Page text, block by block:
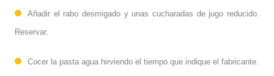
Añadir el rabo desmigado y unas cucharadas de jugo reducido.
Reservar.
Cocer la pasta agua hirviendo el tiempo que indique el fabricante.